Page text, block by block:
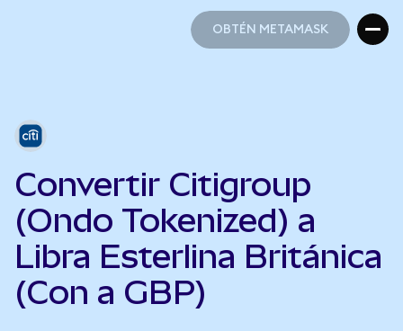
OBTÉN METAMASK
Convertir Citigroup
(Ondo Tokenized) a
Libra Esterlina Británica
(Con a GBP)